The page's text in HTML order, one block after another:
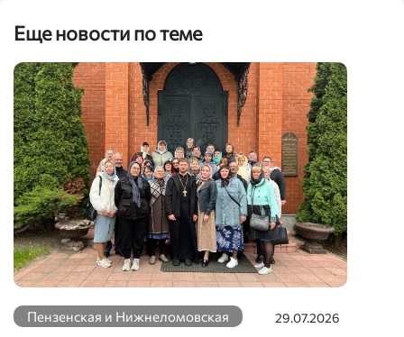
Еще новости по теме
Пензенская и Нижнеломовская 29.07.2026